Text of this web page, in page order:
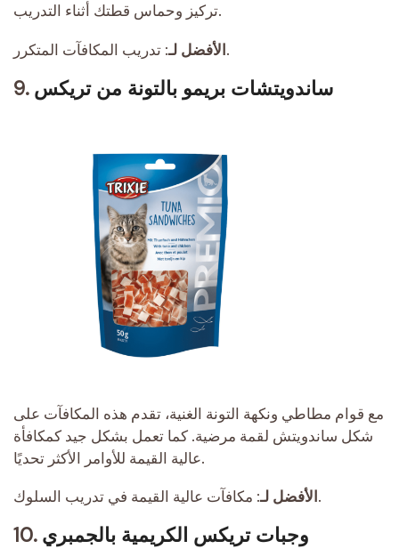
تركيز وحماس قطتك أثناء التدريب.
الأفضل لـ:تدريب المكافآت المتكرر.
9. ساندويتشات بريمو بالتونة من تريكس
مع قوام مطاطي ونكهة التونة الغنية، تقدم هذه المكافآت على
شكل ساندويتش لقمة مرضية. كما تعمل بشكل جيد كمكافأة
عالية القيمة للأوامر الأكثر تحديًا.
الأفضل لـ:مكافآت عالية القيمة في تدريب السلوك.
10. وجبات تريكس الكريمية بالجمبري